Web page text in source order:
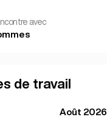
avec
de travail
Août 2026